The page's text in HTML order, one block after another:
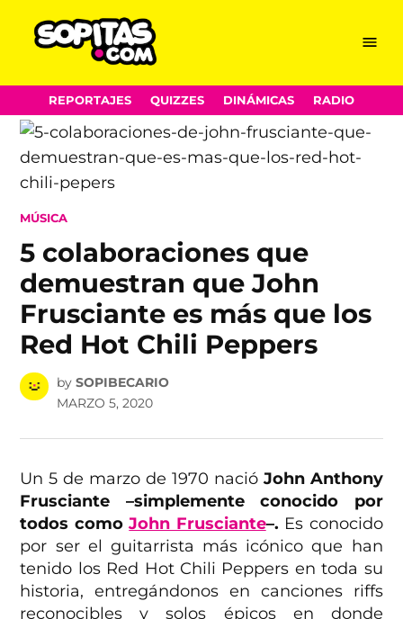
Skip
to
content
Menu
REPORTAJES QUIZZES DINÁMICAS RADIO
POSTED
MÚSICA
5 colaboraciones que
demuestran que John
Frusciante es más que los
Red Hot Chili Peppers
by SOPIBECARIO
MARZO 5, 2020
Un 5 de marzo de 1970 nació John Anthony
Frusciante –simplemente conocido por
todos comoJohn Frusciante–. Es conocido
por ser el guitarrista más icónico que han
tenido los Red Hot Chili Peppers en toda su
historia, entregándonos en canciones riffs
reconocibles y solos épicos en donde